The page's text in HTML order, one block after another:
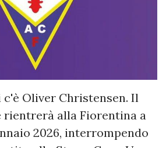
Oliver Christensen. Il
rientrerà alla Fiorentina a
2026, interrompendo